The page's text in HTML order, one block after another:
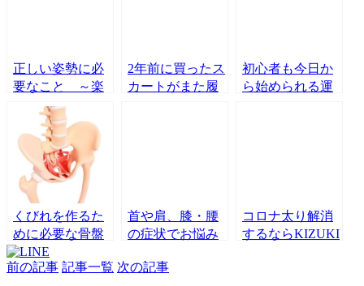
正しい姿勢に必
要なこと ～楽
に動ける能力～
2年前に買ったス
カートがまた履
初心者も今日か
ら始められる運
くびれを作るた
めに必要な骨盤
の解剖を紹介し
ます！☺
首や肩、膝・腰
の症状でお悩み
宮店限定！！カ
コロナ太り解消
するならKIZUKI
前の記事 記事一覧 次の記事